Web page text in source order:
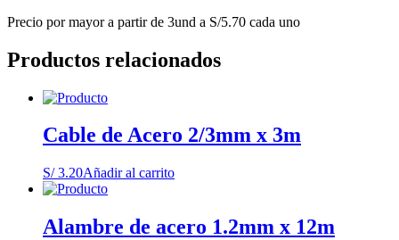
Precio por mayor a partir de 3und a S/5.70 cada uno
Productos relacionados
Cable de Acero 2/3mm x 3m
S/3.20Añadir al carrito
Alambre de acero 1.2mm x 12m